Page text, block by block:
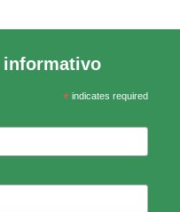
informativo
*indicates required